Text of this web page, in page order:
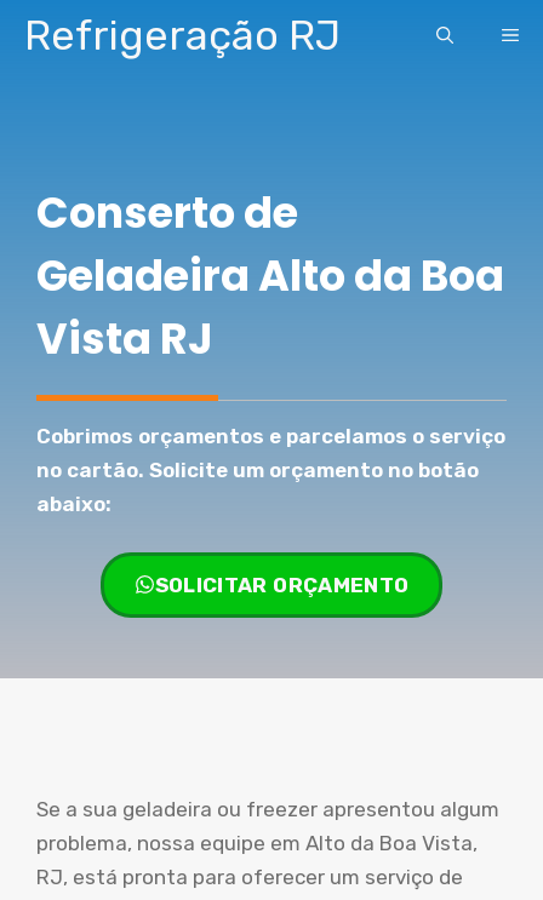
Pular
paraRefrigeração RJ
Conserto de
Geladeira Alto da Boa
Vista RJ
Cobrimos orçamentos e parcelamos o serviço
no cartão. Solicite um orçamento no botão
abaixo:
SOLICITAR ORÇAMENTO
Se a sua geladeira ou freezer apresentou algum
problema, nossa equipe em Alto da Boa Vista,
RJ, está pronta para oferecer um serviço de